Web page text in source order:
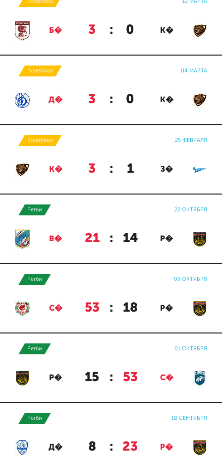
Б� 3 : 0 К�
Волейбол 04 МАРТА
Д� 3 : 0 К�
Волейбол 25 ФЕВРАЛЯ
К� 3 : 1 З�
Регби 22 ОКТЯБРЯ
В� 21 : 14 Р�
Регби 09 ОКТЯБРЯ
С� 53 : 18 Р�
Регби 01 ОКТЯБРЯ
Р� 15 : 53 С�
Регби 18 СЕНТЯБРЯ
Д� 8 : 23 Р�